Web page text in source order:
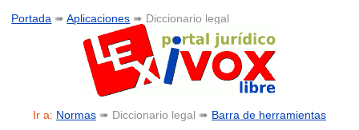
Portada ➠Aplicaciones ➠ Diccionario legal
Ir a: Normas ➠ Diccionario legal ➠ Barra de herramientas